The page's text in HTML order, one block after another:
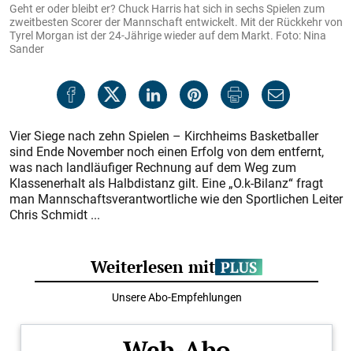
Geht er oder bleibt er? Chuck Harris hat sich in sechs Spielen zum
zweitbesten Scorer der Mannschaft entwickelt. Mit der Rückkehr von
Tyrel Morgan ist der 24-Jährige wieder auf dem Markt. Foto: Nina
Sander
Vier Siege nach zehn Spielen – Kirchheims Basketballer
sind Ende November noch einen Erfolg von dem entfernt,
was nach landläufiger Rechnung auf dem Weg zum
Klassenerhalt als Halbdistanz gilt. Eine „O.k-Bilanz“ fragt
man Mannschaftsverantwortliche wie den Sportlichen Leiter
Chris Schmidt ...